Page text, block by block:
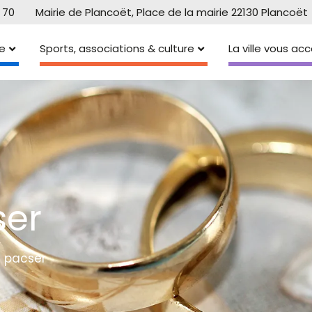
Mairie de Plancoët, Place de la mairie 22130 Plancoët
Sports, associations & culture La ville vous
pacser